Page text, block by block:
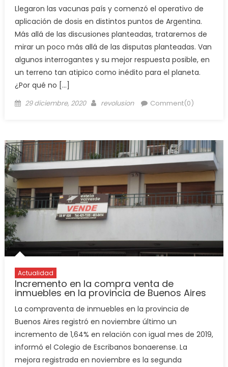
Llegaron las vacunas país y comenzó el operativo de
aplicación de dosis en distintos puntos de Argentina.
Más allá de las discusiones planteadas, trataremos de
mirar un poco más allá de las disputas planteadas. Van
algunos interrogantes y su mejor respuesta posible, en
un terreno tan atipico como inédito para el planeta.
¿Por qué no […]
29 diciembre, 2020 revolusion Comment(0)
Actualidad
Incremento en la compra venta de
inmuebles en la provincia de Buenos Aires
La compraventa de inmuebles en la provincia de
Buenos Aires registró en noviembre último un
incremento de 1,64% en relación con igual mes de 2019,
informó el Colegio de Escribanos bonaerense. La
mejora registrada en noviembre es la segunda